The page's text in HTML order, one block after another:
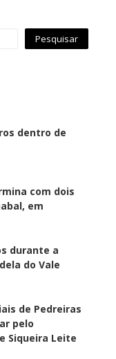
dentro de
com dois
em
durante a
do Vale
de Pedreiras
pelo
Siqueira Leite